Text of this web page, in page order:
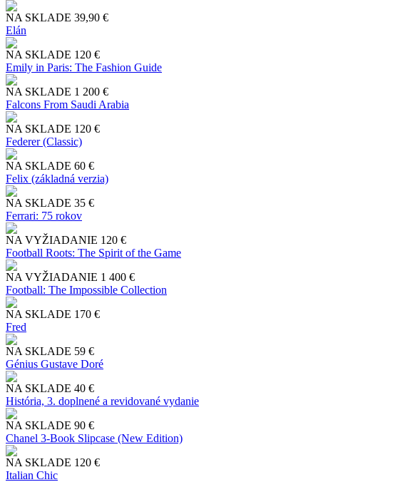
NA SKLADE 39,90 €
Elán
NA SKLADE 120 €
Emily in Paris: The Fashion Guide
NA SKLADE 1 200 €
Falcons From Saudi Arabia
NA SKLADE 120 €
Federer (Classic)
NA SKLADE 60 €
Felix (základná verzia)
NA SKLADE 35 €
Ferrari: 75 rokov
NA VYŽIADANIE 120 €
Football Roots: The Spirit of the Game
NA VYŽIADANIE 1 400 €
Football: The Impossible Collection
NA SKLADE 170 €
Fred
NA SKLADE 59 €
Génius Gustave Doré
NA SKLADE 40 €
História, 3. doplnené a revidované vydanie
NA SKLADE 90 €
Chanel 3-Book Slipcase (New Edition)
NA SKLADE 120 €
Italian Chic